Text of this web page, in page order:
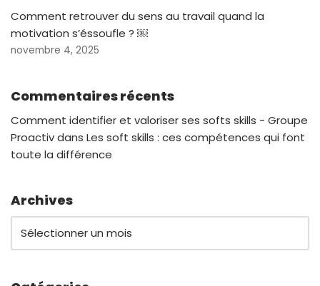
Comment retrouver du sens au travail quand la
motivation s’éssoufle ? ￼
novembre 4, 2025
Commentaires récents
Comment identifier et valoriser ses softs skills - Groupe
Proactivdans Les soft skills : ces compétences qui font
toute la différence
Archives